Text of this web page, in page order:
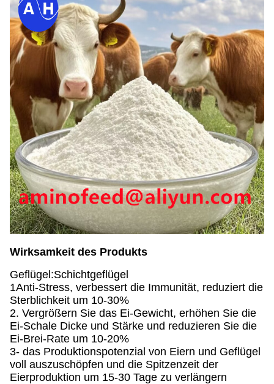
Wirksamkeit des Produkts
Geflügel:Schichtgeflügel
1Anti-Stress, verbessert die Immunität, reduziert die
Sterblichkeit um 10-30%
2. Vergrößern Sie das Ei-Gewicht, erhöhen Sie die
Ei-Schale Dicke und Stärke und reduzieren Sie die
Ei-Brei-Rate um 10-20%
3- das Produktionspotenzial von Eiern und Geflügel
voll auszuschöpfen und die Spitzenzeit der
Eierproduktion um 15-30 Tage zu verlängern